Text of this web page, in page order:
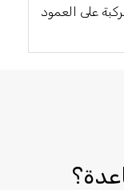
على العمود